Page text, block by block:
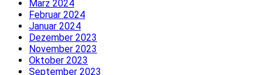
März 2024
Februar 2024
Januar 2024
Dezember 2023
November 2023
Oktober 2023
September 2023